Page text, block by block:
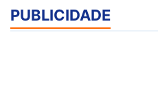
PUBLICIDADE